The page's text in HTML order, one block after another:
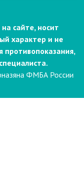
сайте, носит
характер и не
ФМБА России